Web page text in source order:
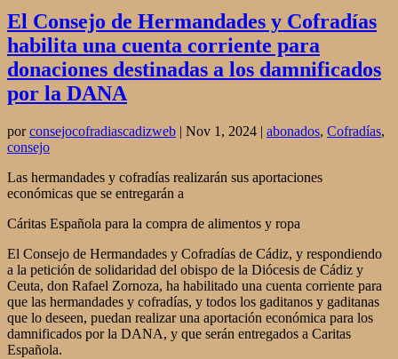
El Consejo de Hermandades y Cofradías
habilita una cuenta corriente para
donaciones destinadas a los damnificados
por la DANA
porconsejocofradiascadizweb | Nov 1, 2024 | abonados, Cofradías,
consejo
Las hermandades y cofradías realizarán sus aportaciones
económicas que se entregarán a
Cáritas Española para la compra de alimentos y ropa
El Consejo de Hermandades y Cofradías de Cádiz, y respondiendo
a la petición de solidaridad del obispo de la Diócesis de Cádiz y
Ceuta, don Rafael Zornoza, ha habilitado una cuenta corriente para
que las hermandades y cofradías, y todos los gaditanos y gaditanas
que lo deseen, puedan realizar una aportación económica para los
damnificados por la DANA, y que serán entregados a Caritas
Española.